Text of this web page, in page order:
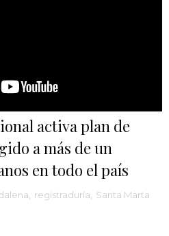
activa plan de
a más de un
en todo el país
registraduría Santa Marta